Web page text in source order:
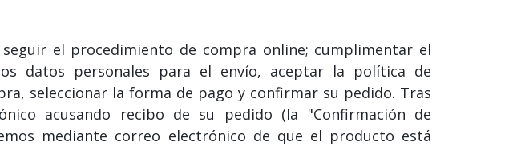
el procedimiento de compra online; cumplimentar el
datos personales para el envío, aceptar la política de
seleccionar la forma de pago y confirmar su pedido. Tras
acusando recibo de su pedido (la "Confirmación de
mediante correo electrónico de que el producto está